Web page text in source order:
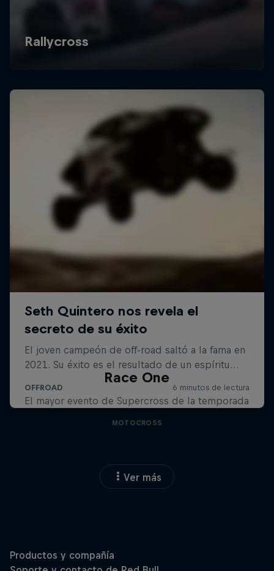
Race One
El mayor evento de Supercross de la temporada
MOTOCROSS
Ver más